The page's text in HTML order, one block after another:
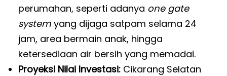
perumahan, seperti adanya one gate
system yang dijaga satpam selama 24
jam, area bermain anak, hingga
ketersediaan air bersih yang memadai.
Proyeksi Nilai Investasi: Cikarang Selatan